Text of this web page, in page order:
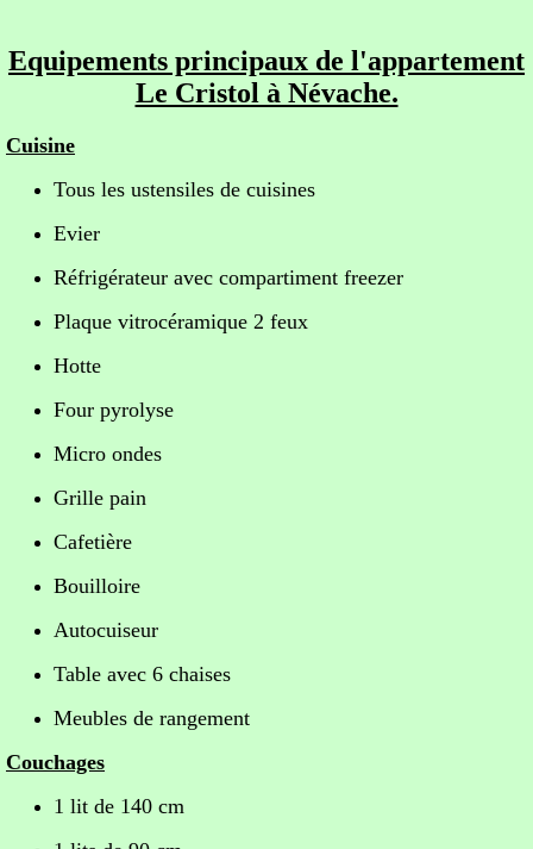
Equipements principaux de l'appartement
Le Cristol à Névache.
Cuisine
Tous les ustensiles de cuisines
Evier
Réfrigérateur avec compartiment freezer
Plaque vitrocéramique 2 feux
Hotte
Four pyrolyse
Micro ondes
Grille pain
Cafetière
Bouilloire
Autocuiseur
Table avec 6 chaises
Meubles de rangement
Couchages
1 lit de 140 cm